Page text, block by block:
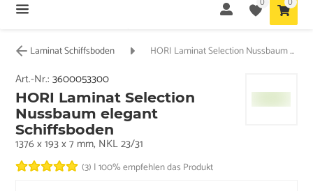
0 0
Laminat Schiffsboden HORI Laminat Selection Nussbaum elegant Schiffsboden
Art.-Nr.:3600053300
HORI Laminat Selection
Nussbaum elegant
Schiffsboden
1376 x 193 x 7 mm, NKL 23/31
(3) |100% empfehlen das Produkt